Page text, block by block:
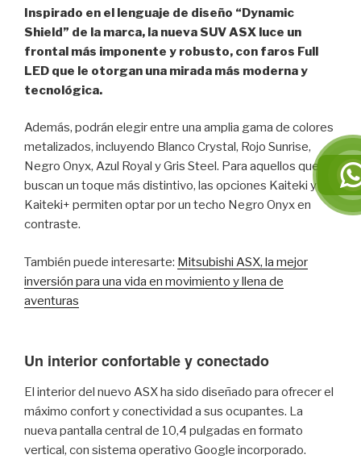
Inspirado en el lenguaje de diseño “Dynamic
Shield” de la marca, la nueva SUV ASX luce un
frontal más imponente y robusto, con faros Full
LED que le otorgan una mirada más moderna y
tecnológica.
Además, podrán elegir entre una amplia gama de colores
metalizados, incluyendo Blanco Crystal, Rojo Sunrise,
Negro Onyx, Azul Royal y Gris Steel. Para aquellos que
buscan un toque más distintivo, las opciones Kaiteki y
Kaiteki+ permiten optar por un techo Negro Onyx en
contraste.
También puede interesarte: Mitsubishi ASX, la mejor
inversión para una vida en movimiento y llena de
aventuras
Un interior confortable y conectado
El interior del nuevo ASX ha sido diseñado para ofrecer el
máximo confort y conectividad a sus ocupantes. La
nueva pantalla central de 10,4 pulgadas en formato
vertical, con sistema operativo Google incorporado.